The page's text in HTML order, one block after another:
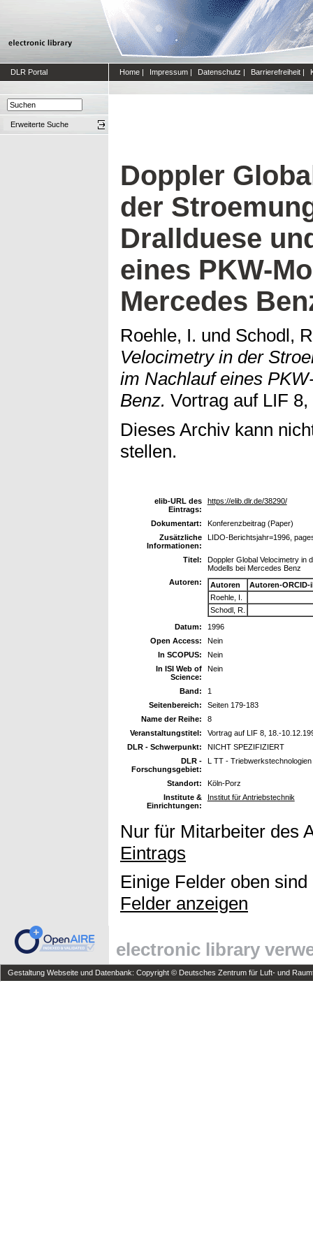
DLR Portal Home | Impressum | Datenschutz | Barrierefreiheit |
Erweiterte Suche
Doppler
der
Drallduese
eines PKW-
Mercedes
Roehle, I. und Schodl,
Velocimetry in der
im Nachlauf eines
Benz. Vortrag auf LIF
Dieses Archiv kann
stellen.
elib-URL des
Eintrags:
https://elib.dlr.de/38290/
Dokumentart:
Konferenzbeitrag (Paper)
Zusätzliche
Informationen:
LIDO-Berichtsjahr=1996,
Titel:
Doppler Global Velocimetry in
Modells bei Mercedes Benz
Autoren:
Autoren
Autoren-ORCID-
Roehle, I.
Schodl, R.
Datum:
1996
Open Access:
Nein
In SCOPUS:
Nein
In ISI Web of
Science:
Nein
Band:
1
Seitenbereich:
Seiten 179-183
Name der Reihe:
8
Veranstaltungstitel:
Vortrag auf LIF 8, 18.-
DLR - Schwerpunkt:
NICHT SPEZIFIZIERT
DLR -
Forschungsgebiet:
L TT - Triebwerkstechnologien
Standort:
Köln-Porz
Institute &
Einrichtungen:
Institut für Antriebstechnik
Nur für Mitarbeiter des
Eintrags
Einige Felder oben
Felder anzeigen
electronic library
Gestaltung Webseite und Datenbank: Copyright © Deutsches Zentrum für Luft- und